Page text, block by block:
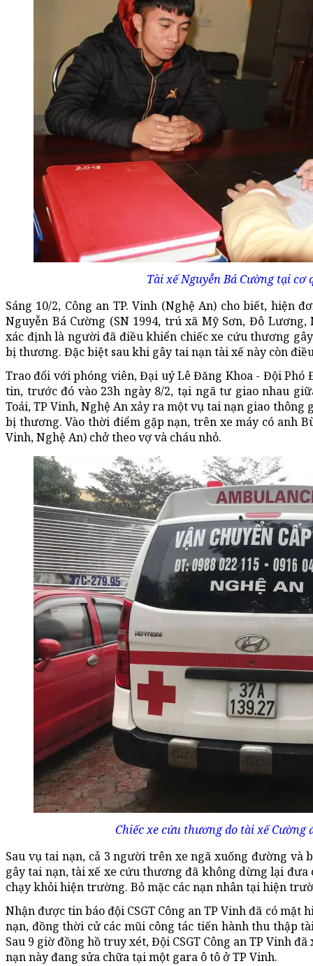
Tài xế Nguyễn Bá Cường tại cơ
Sáng 10/2, Công an TP. Vinh (Nghệ An) cho biết, hiện
Nguyễn Bá Cường (SN 1994, trú xã Mỹ Sơn, Đô
xác định là người đã điều khiển chiếc xe cứu thương
bị thương. Đặc biệt sau khi gây tai nạn tài xế này còn
Trao đổi với phóng viên, Đại uý Lê Đăng Khoa - Đội Phó
tin, trước đó vào 23h ngày 8/2, tại ngã tư giao nhau
Toái, TP Vinh, Nghệ An xảy ra một vụ tai nạn giao
bị thương. Vào thời điểm gặp nạn, trên xe máy có anh
Vinh, Nghệ An) chở theo vợ và cháu nhỏ.
Chiếc xe cứu thương do tài xế Cường
Sau vụ tai nạn, cả 3 người trên xe ngã xuống đường
gây tai nạn, tài xế xe cứu thương đã không dừng lại đưa
chạy khỏi hiện trường. Bỏ mặc các nạn nhân tại hiện
Nhận được tin báo đội CSGT Công an TP Vinh đã có
nạn, đồng thời cử các mũi công tác tiến hành thu thập
Sau 9 giờ đồng hồ truy xét, Đội CSGT Công an TP Vinh
nạn này đang sửa chữa tại một gara ô tô ở TP Vinh.